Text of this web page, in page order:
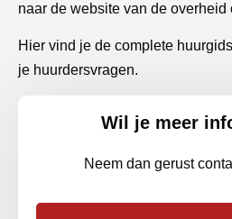
naar de website van de overheid
Hier vind je de complete
je huurdersvragen.
Wil je meer
Neem dan gerust